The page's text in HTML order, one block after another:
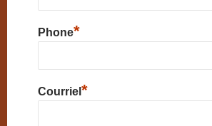
Phone*
Courriel *